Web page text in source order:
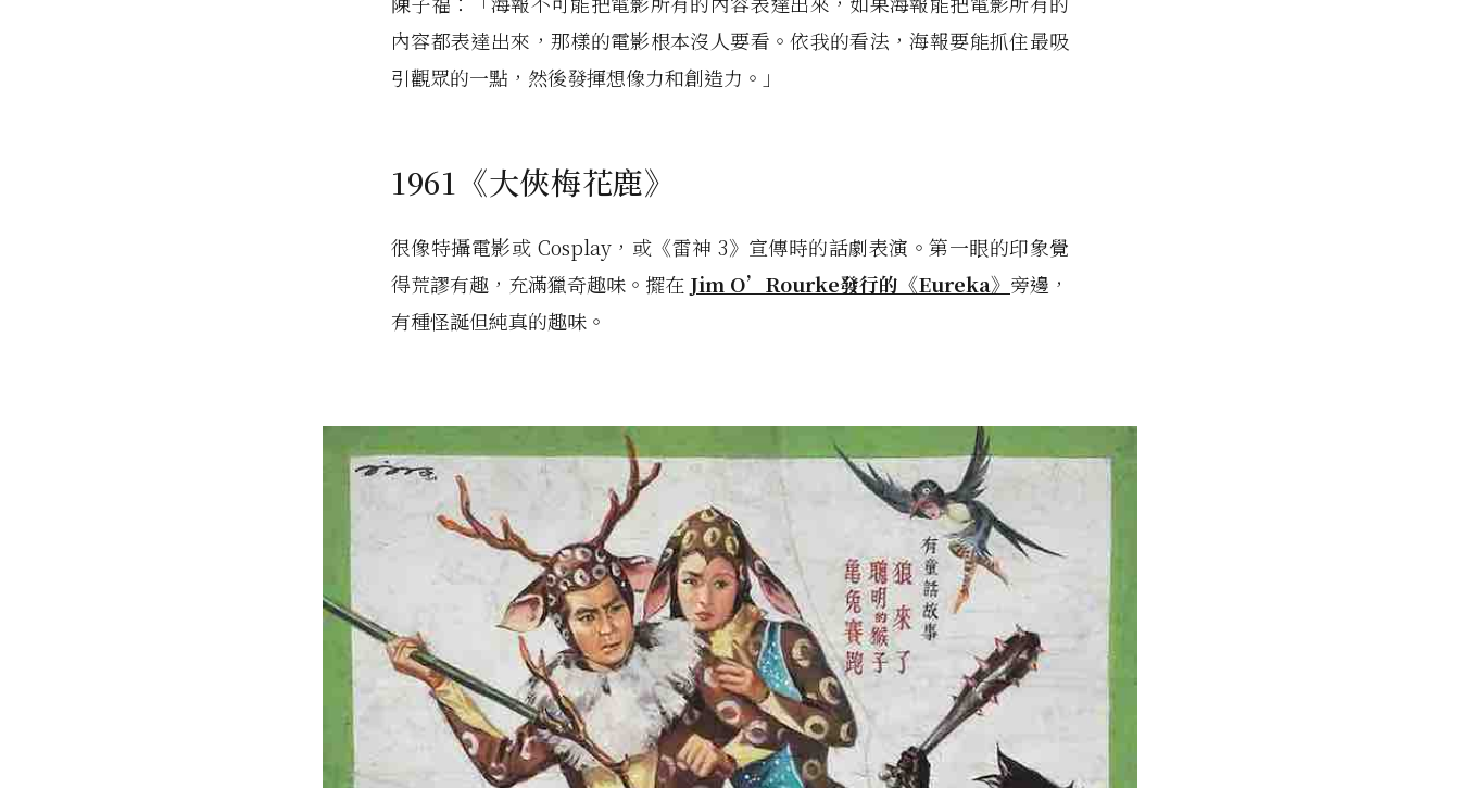
內容都表達出來，那樣的電影根本沒人要看。依我的看法，海報要能抓住最吸
引觀眾的一點，然後發揮想像力和創造力。」
1961《大俠梅花鹿》
很像特攝電影或 Cosplay，或《雷神 3》宣傳時的話劇表演。第一眼的印象覺
得荒謬有趣，充滿獵奇趣味。擺在 Jim O’Rourke發行的《Eureka》 旁邊，
有種怪誕但純真的趣味。